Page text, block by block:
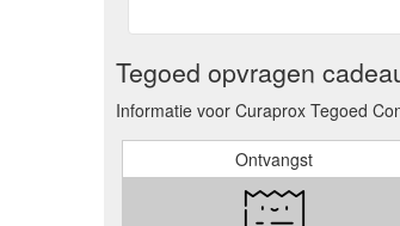
Tegoed opvragen
Informatie voor Curaprox Tegoed
Ontvangst